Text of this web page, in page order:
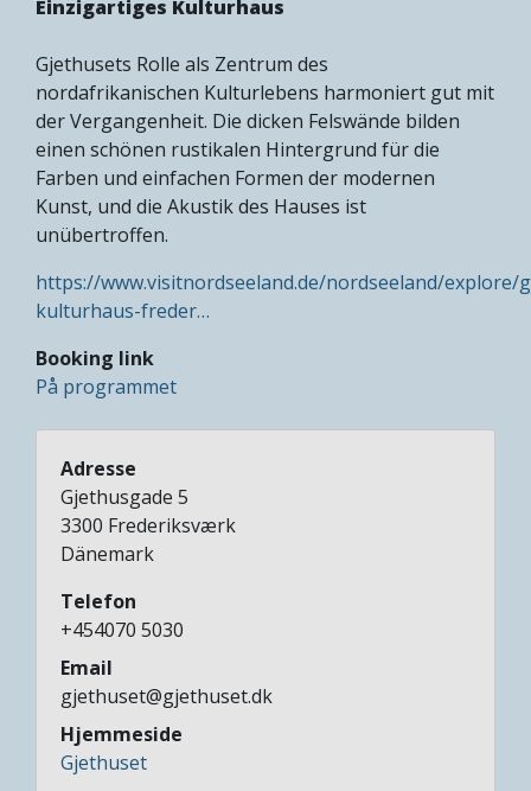
Einzigartiges Kulturhaus
Gjethusets Rolle als Zentrum des
nordafrikanischen Kulturlebens harmoniert gut mit
der Vergangenheit. Die dicken Felswände bilden
einen schönen rustikalen Hintergrund für die
Farben und einfachen Formen der modernen
Kunst, und die Akustik des Hauses ist
unübertroffen.
https://www.visitnordseeland.de/nordseeland/explore/
kulturhaus-freder…
Booking link
På programmet
Adresse
Gjethusgade 5
3300 Frederiksværk
Dänemark
Telefon
+454070 5030
Email
gjethuset@gjethuset.dk
Hjemmeside
Gjethuset